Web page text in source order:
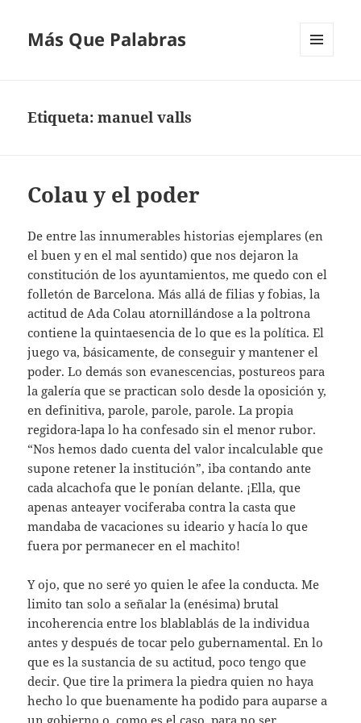
Más Que Palabras
Etiqueta:manuel valls
Colau y el poder
De entre las innumerables historias ejemplares (en
el buen y en el mal sentido) que nos dejaron la
constitución de los ayuntamientos, me quedo con el
folletón de Barcelona. Más allá de filias y fobias, la
actitud de Ada Colau atornillándose a la poltrona
contiene la quintaesencia de lo que es la política. El
juego va, básicamente, de conseguir y mantener el
poder. Lo demás son evanescencias, postureos para
la galería que se practican solo desde la oposición y,
en definitiva, parole, parole, parole. La propia
regidora-lapa lo ha confesado sin el menor rubor.
“Nos hemos dado cuenta del valor incalculable que
supone retener la institución”, iba contando ante
cada alcachofa que le ponían delante. ¡Ella, que
apenas anteayer vociferaba contra la casta que
mandaba de vacaciones su ideario y hacía lo que
fuera por permanecer en el machito!
Y ojo, que no seré yo quien le afee la conducta. Me
limito tan solo a señalar la (enésima) brutal
incoherencia entre los blablablás de la individua
antes y después de tocar pelo gubernamental. En lo
que es la sustancia de su actitud, poco tengo que
decir. Que tire la primera la piedra quien no haya
hecho lo que buenamente ha podido para auparse a